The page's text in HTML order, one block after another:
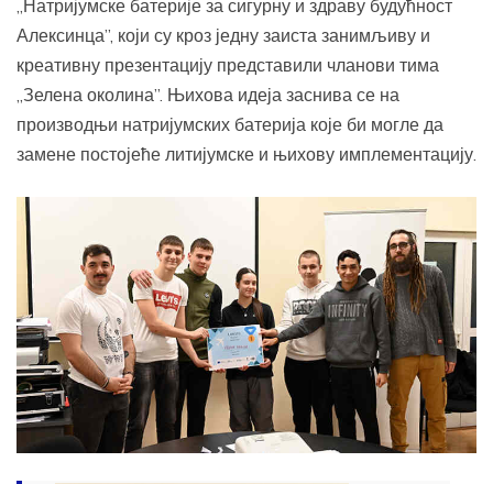
„Натријумске батерије за сигурну и здраву будућност
Алексинца”, који су кроз једну заиста занимљиву и
креативну презентацију представили чланови тима
„Зелена околина”. Њихова идеја заснива се на
производњи натријумских батерија које би могле да
замене постојеће литијумске и њихову имплементацију.